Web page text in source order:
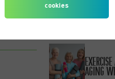
COACH
AGING
cookies